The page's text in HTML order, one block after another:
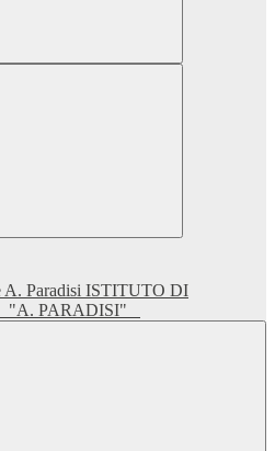
ISTITUTO DI
"A. PARADISI"